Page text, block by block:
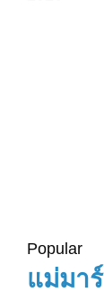
Popular
แม่มา